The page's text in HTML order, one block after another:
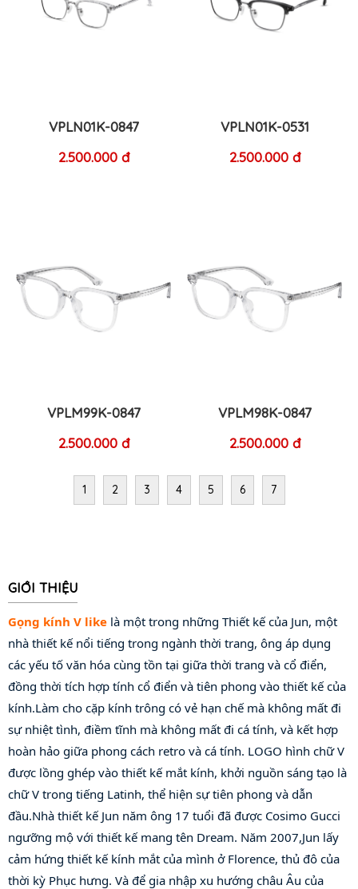
VPLN01K-0847
2.500.000 đ
VPLN01K-0531
2.500.000 đ
VPLM99K-0847
2.500.000 đ
VPLM98K-0847
2.500.000 đ
1 2 3 4 5 6 7
GIỚI THIỆU
Gọng kính V like là một trong những Thiết kế của Jun, một
nhà thiết kế nổi tiếng trong ngành thời trang, ông áp dụng
các yếu tố văn hóa cùng tồn tại giữa thời trang và cổ điển,
đồng thời tích hợp tính cổ điển và tiên phong vào thiết kế của
kính.Làm cho cặp kính trông có vẻ hạn chế mà không mất đi
sự nhiệt tình, điềm tĩnh mà không mất đi cá tính, và kết hợp
hoàn hảo giữa phong cách retro và cá tính. LOGO hình chữ V
được lồng ghép vào thiết kế mắt kính, khởi nguồn sáng tạo là
chữ V trong tiếng Latinh, thể hiện sự tiên phong và dẫn
đầu.Nhà thiết kế Jun năm ông 17 tuổi đã được Cosimo Gucci
ngưỡng mộ với thiết kế mang tên Dream. Năm 2007,Jun lấy
cảm hứng thiết kế kính mắt của mình ở Florence, thủ đô của
thời kỳ Phục hưng. Và để gia nhập xu hướng châu Âu của